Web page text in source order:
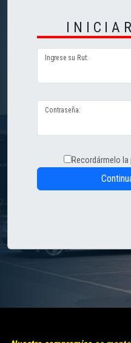
Ingrese su Rut:
Contraseña:
Recordármelo la